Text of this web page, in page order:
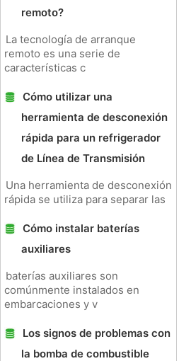
remoto?
La tecnología de arranque
remoto es una serie de
características c
Cómo utilizar una
herramienta de desconexión
rápida para un refrigerador
de Línea de Transmisión
Una herramienta de desconexión
rápida se utiliza para separar las
Cómo instalar baterías
auxiliares
baterías auxiliares son
comúnmente instalados en
embarcaciones y v
Los signos de problemas con
la bomba de combustible